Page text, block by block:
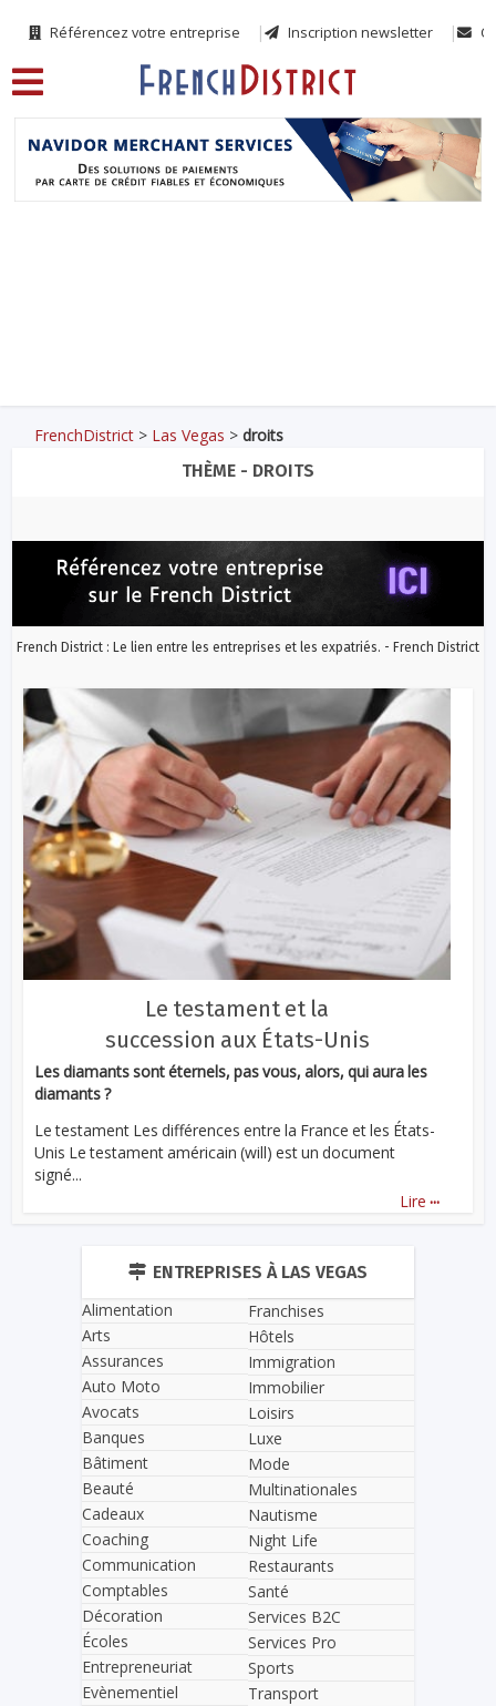
Référencez votre entreprise Inscription newsletter
FrenchDistrict > Las Vegas >droits
THÈME - DROITS
French District : Le lien entre les entreprises et les expatriés. - French District
Le testament et la
succession aux États-Unis
Les diamants sont éternels, pas vous, alors, qui aura les
diamants ?
Le testament Les différences entre la France et les États-
Unis Le testament américain (will) est un document
signé...
Lire ...
ENTREPRISES À LAS VEGAS
Alimentation
Arts
Assurances
Auto Moto
Avocats
Banques
Bâtiment
Beauté
Cadeaux
Coaching
Communication
Comptables
Décoration
Écoles
Entrepreneuriat
Evènementiel
Franchises
Hôtels
Immigration
Immobilier
Loisirs
Luxe
Mode
Multinationales
Nautisme
Night Life
Restaurants
Santé
Services B2C
Services Pro
Sports
Transport